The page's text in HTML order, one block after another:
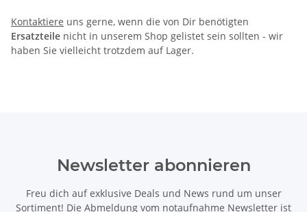
Kontaktiere uns gerne, wenn die von Dir benötigten
Ersatzteile nicht in unserem Shop gelistet sein sollten - wir
haben Sie vielleicht trotzdem auf Lager.
Newsletter abonnieren
Freu dich auf exklusive Deals und News rund um unser
Sortiment! Die Abmeldung vom notaufnahme Newsletter ist